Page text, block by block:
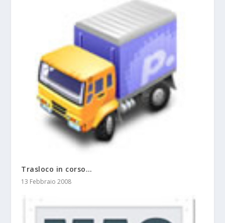
Trasloco in corso…
13 Febbraio 2008